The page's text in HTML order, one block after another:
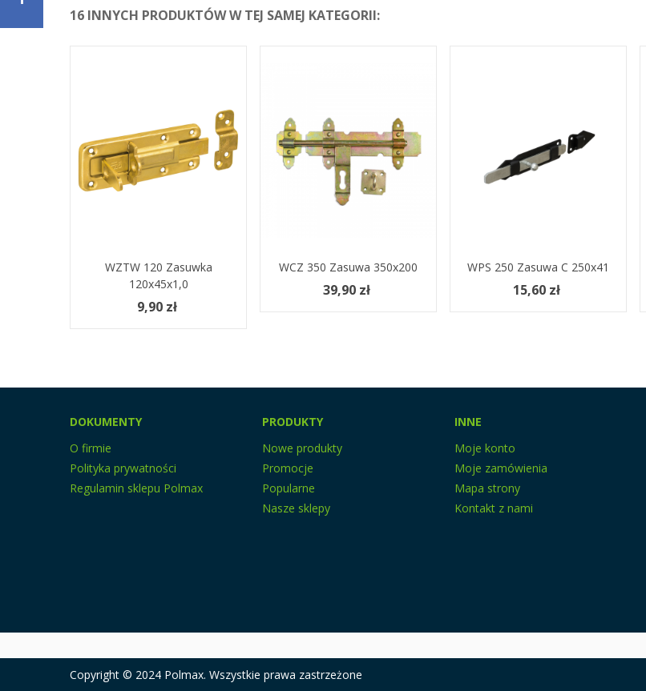
16 INNYCH PRODUKTÓW W TEJ SAMEJ KATEGORII:
Dodaj Do Koszyka
WZTW 120 Zasuwka
120x45x1,0
9,90 zł
Dodaj Do Koszyka
WCZ 350 Zasuwa 350x200
39,90 zł
Dodaj Do Koszyka
WPS 250 Zasuwa C 250x41
15,60 zł
DOKUMENTY
O firmie
Polityka prywatności
Regulamin sklepu Polmax
PRODUKTY
Nowe produkty
Promocje
Popularne
Nasze sklepy
INNE
Moje konto
Moje zamówienia
Mapa strony
Kontakt z nami
Copyright © 2024 Polmax. Wszystkie prawa zastrzeżone